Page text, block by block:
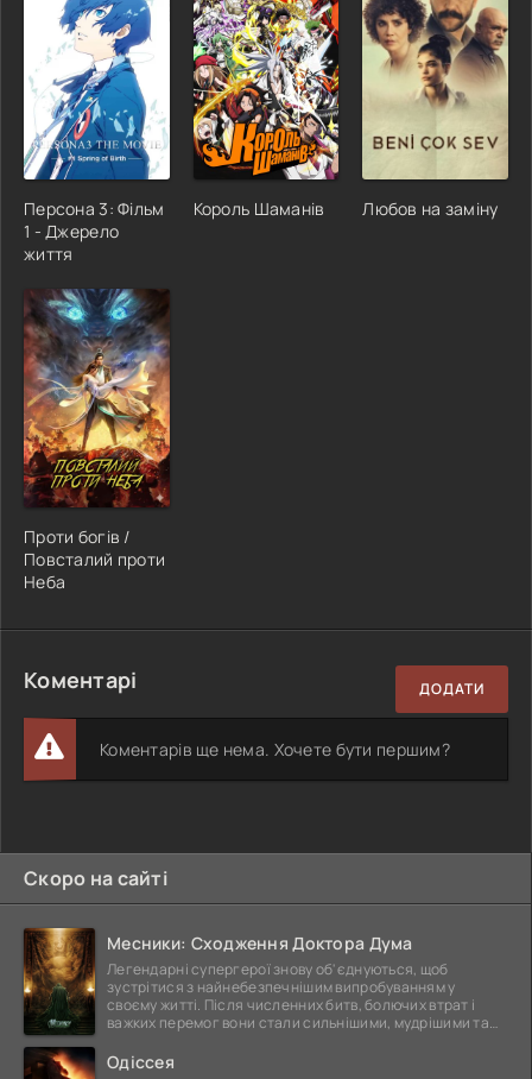
Персона 3: Фільм
1 - Джерело
життя
Король Шаманів Любов на заміну
Проти богів /
Повсталий проти
Неба
Коментарі ДОДАТИ
Коментарів ще нема. Хочете бути першим?
Скоро на сайті
Месники: Сходження Доктора Дума
Легендарні супергерої знову об'єднуються, щоб
зустрітися з найнебезпечнішим випробуванням у
своєму житті. Після численних битв, болючих втрат і
важких перемог вони стали сильнішими, мудрішими та
Одіссея